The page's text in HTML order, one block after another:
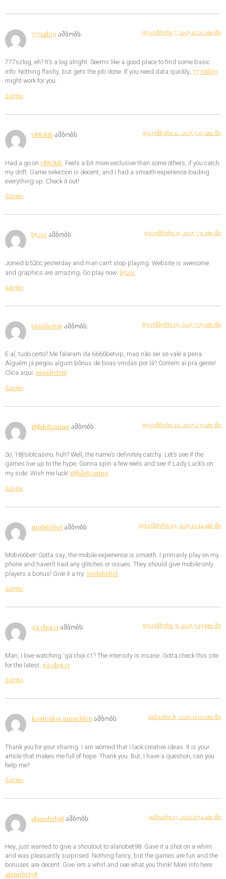
777szlogამბობს: დეკემბერი 7, 2025 11:20 am-ში
777szlog, eh? It’s a log alright. Seems like a good place to find some basic
info. Nothing flashy, but gets the job done. If you need data quickly, 777szlog
might work for you.
პასუხი
v88club ამბობს: დეკემბერი 11, 2025 7:47 am-ში
Had a go on v88club. Feels a bit more exclusive than some others, if you catch
my drift. Game selection is decent, and I had a smooth experience loading
everything up. Check it out!
პასუხი
b52ccამბობს: დეკემბერი 15, 2025 7:31 am-ში
Joined b52cc yesterday and man can’t stop playing. Website is awesome
and graphics are amazing. Go play now: b52cc
პასუხი
6666betvip ამბობს: დეკემბერი 19, 2025 7:05 am-ში
E aí, tudo certo? Me falaram da 6666betvip, mas não sei se vale a pena.
Alguém já pegou algum bônus de boas-vindas por lá? Contem aí pra gente!
Clica aqui: 6666betvip
პასუხი
18jlslotcasino ამბობს: დეკემბერი 20, 2025 2:33 am-ში
So, 18jlslotcasino, huh? Well, the name’s definitely catchy. Let’s see if the
games live up to the hype. Gonna spin a few reels and see if Lady Luck’s on
my side. Wish me luck! 18jlslotcasino
პასუხი
mobi66betამბობს: დეკემბერი 29, 2025 10:14 am-ში
Mobi66bet! Gotta say, the mobile experience is smooth. I primarily play on my
phone and haven’t had any glitches or issues. They should give mobile-only
players a bonus! Give it a try: mobi66bet
პასუხი
gà chọi c1ამბობს: დეკემბერი 31, 2025 9:19 pm-ში
Man, I love watching ‘gà chọi c1’! The intensity is insane. Gotta check this site
for the latest. gà chọi c1.
პასუხი
Kostenlos anmelden ამბობს: იანვარი 8, 2026 11:01 am-ში
Thank you for your sharing. I am worried that I lack creative ideas. It is your
article that makes me full of hope. Thank you. But, I have a question, can you
help me?
პასუხი
alanobet98 ამბობს: იანვარი 17, 2026 6:54 am-ში
Hey, just wanted to give a shoutout to alanobet98. Gave it a shot on a whim
and was pleasantly surprised. Nothing fancy, but the games are fun and the
bonuses are decent. Give ’em a whirl and see what you think! More info here:
alanobet98